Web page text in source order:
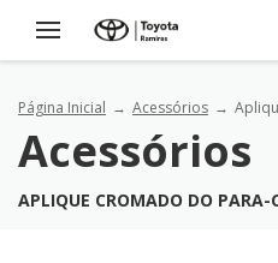
Página Inicial Acessórios
Acessórios
APLIQUE CROMADO DO PARA-